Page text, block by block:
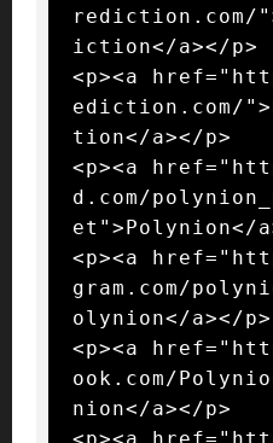
rediction.com/
iction</a></p>
<p><a
ediction.com/
tion</a></p>
<p><a
d.com/
et">Polynion</
<p><a
gram.com/
olynion</a></p>
<p><a
ook.com/
nion</a></p>